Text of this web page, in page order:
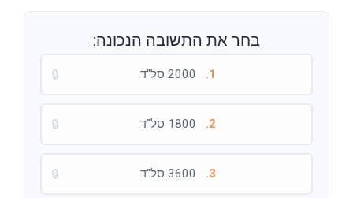
בחר את התשובה הנכונה:
1.
🔒
2.
🔒
3.
🔒